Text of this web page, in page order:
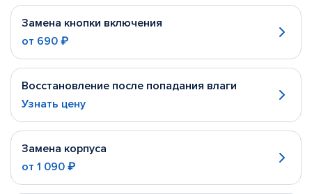
Замена кнопки включения
от 690 ₽
Восстановление после попадания влаги
Узнать цену
Замена корпуса
от 1 090 ₽